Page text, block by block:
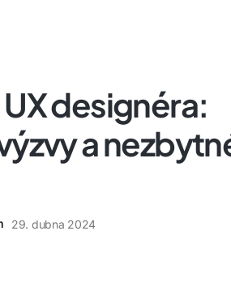
designéra:
a
29. dubna 2024